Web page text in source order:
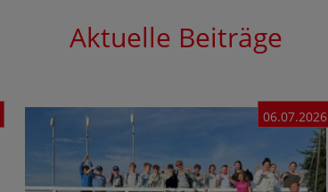
Aktuelle Beiträge
06.07.2026